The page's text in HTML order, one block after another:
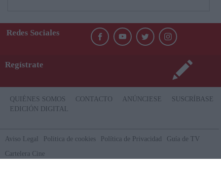
Redes Sociales
Regístrate
QUIÉNES SOMOS CONTACTO ANÚNCIESE
SUSCRÍBASE
EDICIÓN DIGITAL
Aviso Legal Politica de cookies Política de Privacidad
Guía de TV
Cartelera Cine